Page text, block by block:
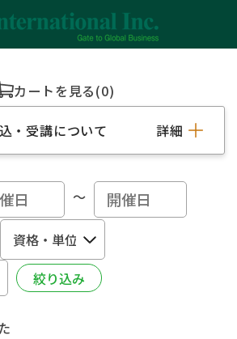
カートを見る(0)
・受講について 詳細
～